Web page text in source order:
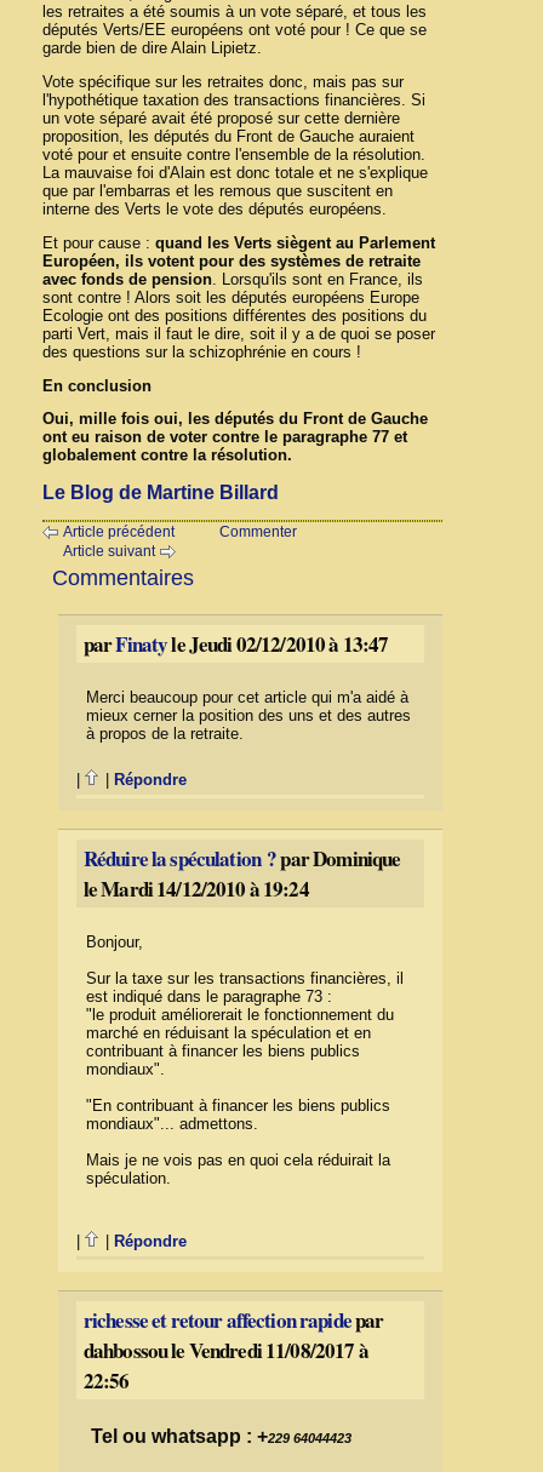
les retraites a été soumis à un vote séparé, et tous les
députés Verts/EE européens ont voté pour ! Ce que se
garde bien de dire Alain Lipietz.
Vote spécifique sur les retraites donc, mais pas sur
l'hypothétique taxation des transactions financières. Si
un vote séparé avait été proposé sur cette dernière
proposition, les députés du Front de Gauche auraient
voté pour et ensuite contre l'ensemble de la résolution.
La mauvaise foi d'Alain est donc totale et ne s'explique
que par l'embarras et les remous que suscitent en
interne des Verts le vote des députés européens.
Et pour cause : quand les Verts siègent au Parlement
Européen, ils votent pour des systèmes de retraite
avec fonds de pension . Lorsqu'ils sont en France, ils
sont contre ! Alors soit les députés européens Europe
Ecologie ont des positions différentes des positions du
parti Vert, mais il faut le dire, soit il y a de quoi se poser
des questions sur la schizophrénie en cours !
En conclusion
Oui, mille fois oui, les députés du Front de Gauche
ont eu raison de voter contre le paragraphe 77 et
globalement contre la résolution.
Le Blog de Martine Billard
Article précédent
Commenter
Article suivant
Commentaires
parFinatyle Jeudi 02/12/2010 à 13:47
Merci beaucoup pour cet article qui m'a aidé à
mieux cerner la position des uns et des autres
à propos de la retraite.
Répondre
Réduire la spéculation ?par Dominique
le Mardi 14/12/2010 à 19:24
Bonjour,
Sur la taxe sur les transactions financières, il
est indiqué dans le paragraphe 73 :
"le produit améliorerait le fonctionnement du
marché en réduisant la spéculation et en
contribuant à financer les biens publics
mondiaux".
"En contribuant à financer les biens publics
mondiaux"... admettons.
Mais je ne vois pas en quoi cela réduirait la
spéculation.
Répondre
richesse et retour affection rapidepar
dahbossou le Vendredi 11/08/2017 à
22:56
Tel ou whatsapp : +229 64044423